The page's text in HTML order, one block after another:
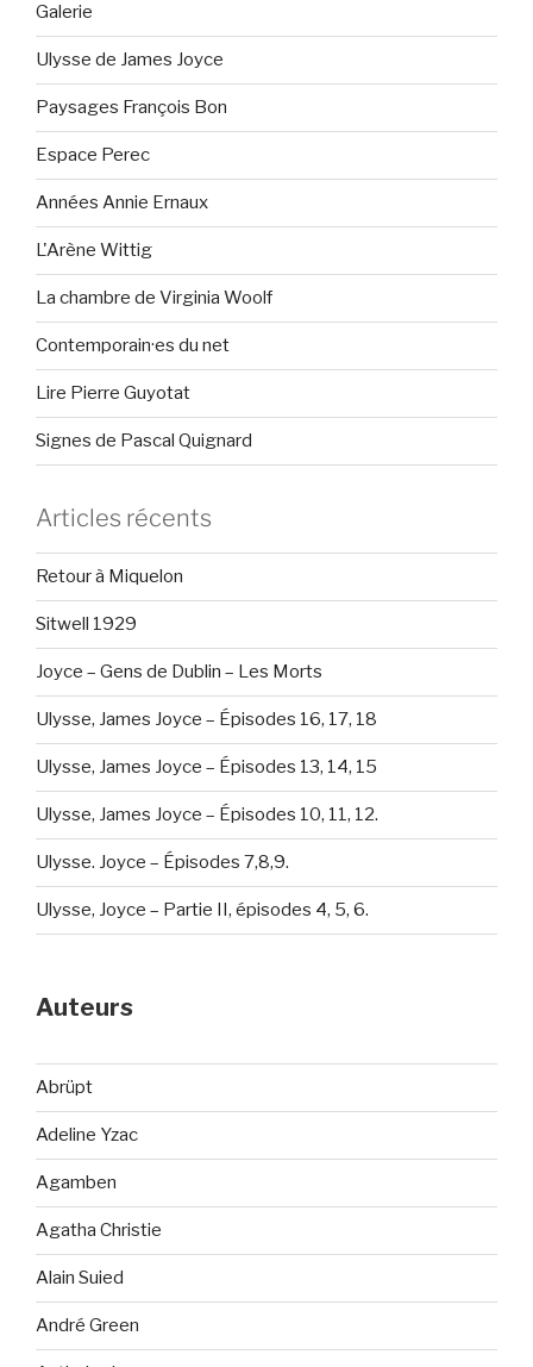
Galerie
Ulysse de James Joyce
Paysages François Bon
Espace Perec
Années Annie Ernaux
L'Arène Wittig
La chambre de Virginia Woolf
Contemporain·es du net
Lire Pierre Guyotat
Signes de Pascal Quignard
Articles récents
Retour à Miquelon
Sitwell 1929
Joyce – Gens de Dublin – Les Morts
Ulysse, James Joyce – Épisodes 16, 17, 18
Ulysse, James Joyce – Épisodes 13, 14, 15
Ulysse, James Joyce – Épisodes 10, 11, 12.
Ulysse. Joyce – Épisodes 7,8,9.
Ulysse, Joyce – Partie II, épisodes 4, 5, 6.
Auteurs
Abrüpt
Adeline Yzac
Agamben
Agatha Christie
Alain Suied
André Green